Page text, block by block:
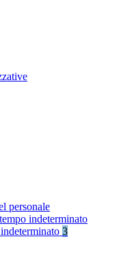
personale
indeterminato
3